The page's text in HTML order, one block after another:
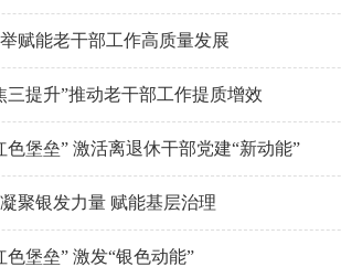
赋能老干部工作高质量发展
三提升”推动老干部工作提质增效
色堡垒” 激活离退休干部党建“新动能”
聚银发力量 赋能基层治理
色堡垒” 激发“银色动能”